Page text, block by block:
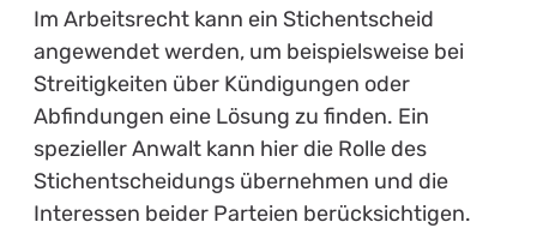
Im Arbeitsrecht kann ein Stichentscheid
angewendet werden, um beispielsweise bei
Streitigkeiten über Kündigungen oder
Abfindungen eine Lösung zu finden. Ein
spezieller Anwalt kann hier die Rolle des
Stichentscheidungs übernehmen und die
Interessen beider Parteien berücksichtigen.